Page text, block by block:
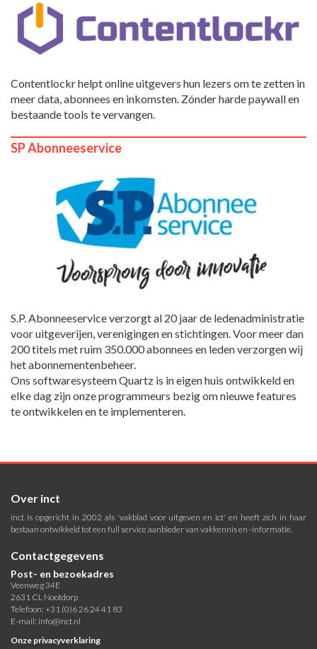
Contentlockr helpt online uitgevers hun lezers om te zetten in
meer data, abonnees en inkomsten. Zónder harde paywall en
bestaande tools te vervangen.
SP Abonneeservice
S.P. Abonneeservice verzorgt al 20 jaar de ledenadministratie
voor uitgeverijen, verenigingen en stichtingen. Voor meer dan
200 titels met ruim 350.000 abonnees en leden verzorgen wij
het abonnementenbeheer.
Ons softwaresysteem Quartz is in eigen huis ontwikkeld en
elke dag zijn onze programmeurs bezig om nieuwe features
te ontwikkelen en te implementeren.
Over inct
inct is opgericht in 2002 als 'vakblad voor uitgeven en ict' en heeft zich in haar
bestaan ontwikkeld tot een full service aanbieder van vakkennis en -informatie.
Contactgegevens
Post- en bezoekadres
Veenweg 34E
2631 CL Nootdorp
Telefoon: +31 (0)6 26 24 41 83
E-mail: info@inct.nl
Onze privacyverklaring